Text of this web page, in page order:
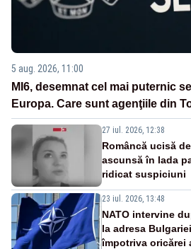
5 aug. 2026, 11:00
MI6, desemnat cel mai puternic
Europa. Care sunt agenţiile din
27 iul. 2026, 12:38
Româncă ucisă
ascunsă în lada
ridicat suspiciuni
23 iul. 2026, 13:48
NATO intervine
la adresa
împotriva oricărei